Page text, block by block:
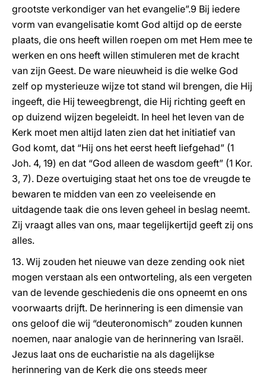
grootste verkondiger van het evangelie”.9 Bij iedere
vorm van evangelisatie komt God altijd op de eerste
plaats, die ons heeft willen roepen om met Hem mee te
werken en ons heeft willen stimuleren met de kracht
van zijn Geest. De ware nieuwheid is die welke God
zelf op mysterieuze wijze tot stand wil brengen, die Hij
ingeeft, die Hij teweegbrengt, die Hij richting geeft en
op duizend wijzen begeleidt. In heel het leven van de
Kerk moet men altijd laten zien dat het initiatief van
God komt, dat “Hij ons het eerst heeft liefgehad” (1
Joh. 4, 19) en dat “God alleen de wasdom geeft” (1 Kor.
3, 7). Deze overtuiging staat het ons toe de vreugde te
bewaren te midden van een zo veeleisende en
uitdagende taak die ons leven geheel in beslag neemt.
Zij vraagt alles van ons, maar tegelijkertijd geeft zij ons
alles.
13. Wij zouden het nieuwe van deze zending ook niet
mogen verstaan als een ontworteling, als een vergeten
van de levende geschiedenis die ons opneemt en ons
voorwaarts drijft. De herinnering is een dimensie van
ons geloof die wij “deuteronomisch” zouden kunnen
noemen, naar analogie van de herinnering van Israël.
Jezus laat ons de eucharistie na als dagelijkse
herinnering van de Kerk die ons steeds meer